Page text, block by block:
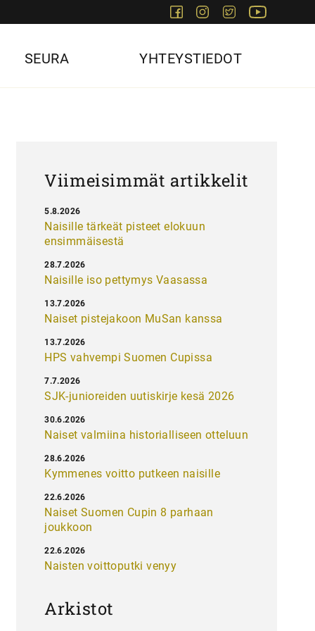
FacebookInstagram
Twitter
SEURA YHTEYSTIEDOT
Viimeisimmät artikkelit
Naisille tärkeät pisteet elokuun
ensimmäisestä
5.8.2026
Naisille iso pettymys Vaasassa
28.7.2026
Naiset pistejakoon MuSan kanssa
13.7.2026
HPS vahvempi Suomen Cupissa
13.7.2026
SJK-junioreiden uutiskirje kesä 2026
7.7.2026
Naiset valmiina historialliseen otteluun
30.6.2026
Kymmenes voitto putkeen naisille
28.6.2026
Naiset Suomen Cupin 8 parhaan
joukkoon
22.6.2026
Naisten voittoputki venyy
22.6.2026
Arkistot